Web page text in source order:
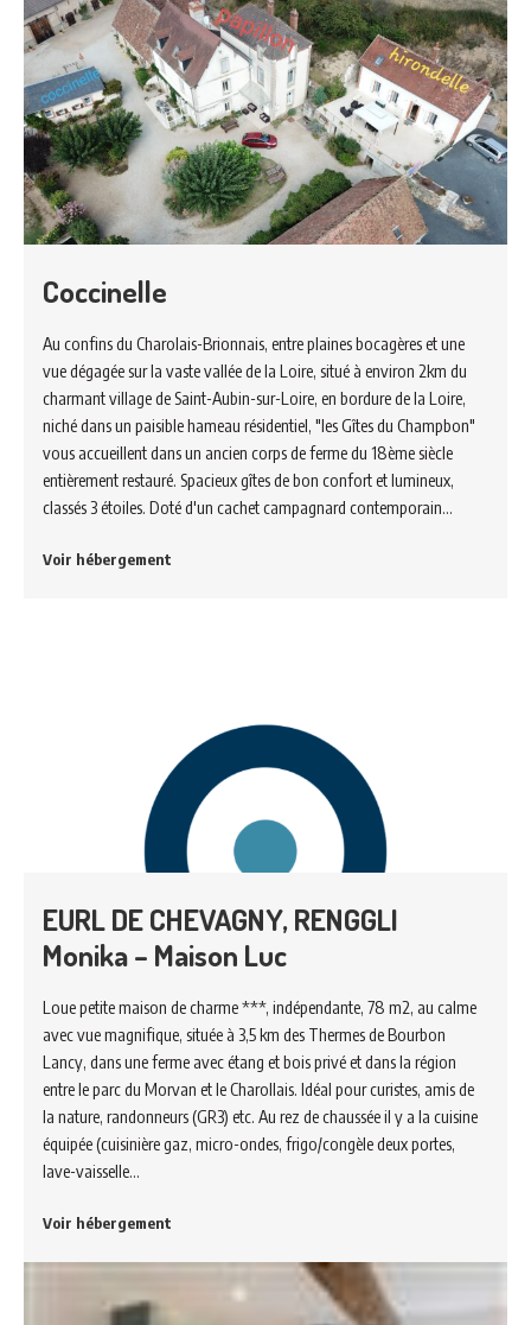
Coccinelle
Au confins du Charolais-Brionnais, entre plaines bocagères et une
vue dégagée sur la vaste vallée de la Loire, situé à environ 2km du
charmant village de Saint-Aubin-sur-Loire, en bordure de la Loire,
niché dans un paisible hameau résidentiel, "les Gîtes du Champbon"
vous accueillent dans un ancien corps de ferme du 18ème siècle
entièrement restauré. Spacieux gîtes de bon confort et lumineux,
classés 3 étoiles. Doté d'un cachet campagnard contemporain…
Voir hébergement
EURL DE CHEVAGNY, RENGGLI
Monika – Maison Luc
Loue petite maison de charme ***, indépendante, 78 m2, au calme
avec vue magnifique, située à 3,5 km des Thermes de Bourbon
Lancy, dans une ferme avec étang et bois privé et dans la région
entre le parc du Morvan et le Charollais. Idéal pour curistes, amis de
la nature, randonneurs (GR3) etc. Au rez de chaussée il y a la cuisine
équipée (cuisinière gaz, micro-ondes, frigo/congèle deux portes,
lave-vaisselle…
Voir hébergement